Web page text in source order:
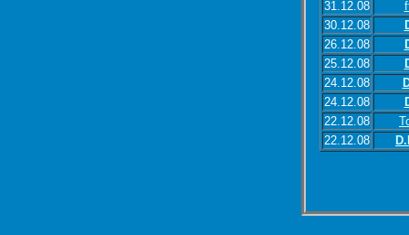
31.12.08
30.12.08
26.12.08
25.12.08
24.12.08
24.12.08
22.12.08
22.12.08